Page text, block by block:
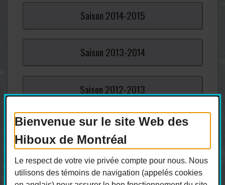
Bienvenue sur le site Web des
Hiboux de Montréal
Le respect de votre vie privée compte pour nous. Nous
utilisons des témoins de navigation (appelés cookies
Saison 2014-2015
Saison 2013-2014
Saison 2012-2013
Saison2011-2012
Saison2010-2011